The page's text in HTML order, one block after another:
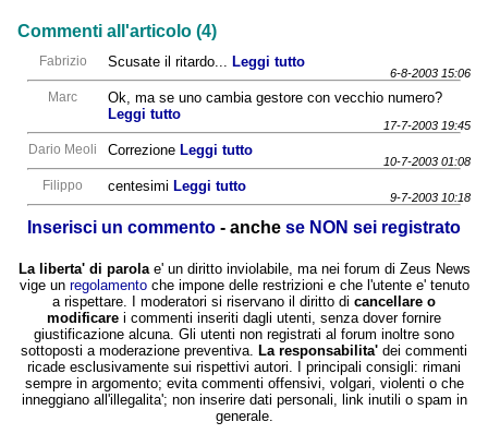
Commenti all'articolo (4)
Fabrizio Scusate il ritardo... Leggi tutto
6-8-2003 15:06
Marc
Ok, ma se uno cambia gestore con vecchio numero?
Leggi tutto
17-7-2003 19:45
Dario Meoli Correzione Leggi tutto
10-7-2003 01:08
Filippo centesimi Leggi tutto
9-7-2003 10:18
Inserisci un commento - anche se NON sei registrato
La liberta' di parolae' un diritto inviolabile, ma nei forum di Zeus News
vige un regolamentoche impone delle restrizioni e che l'utente e' tenuto
a rispettare. I moderatori si riservano il diritto di cancellare o
modificare i commenti inseriti dagli utenti, senza dover fornire
giustificazione alcuna. Gli utenti non registrati al forum inoltre sono
sottoposti a moderazione preventiva.
La responsabilita' dei commenti
ricade esclusivamente sui rispettivi autori. I principali consigli: rimani
sempre in argomento; evita commenti offensivi, volgari, violenti o che
inneggiano all'illegalita'; non inserire dati personali, link inutili o spam in
generale.